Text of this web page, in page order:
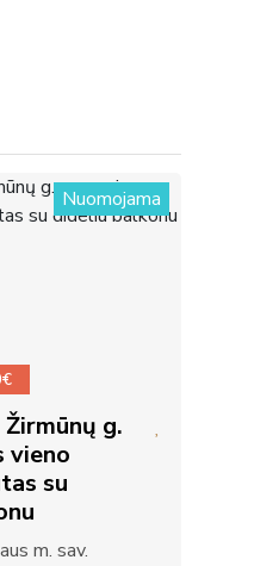
Nuomojama
g.
vieno
su
m. sav.